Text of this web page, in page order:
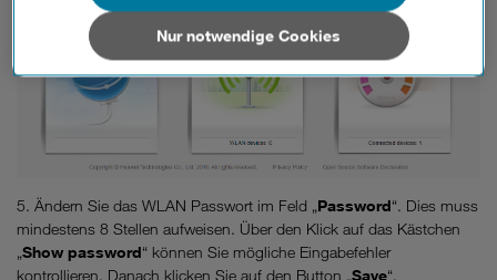
5. Ändern Sie das WLAN Passwort im Feld „Password“. Dies muss
mindestens 8 Stellen aufweisen. Über den Klick auf das Kästchen
„Show password“ können Sie mögliche Eingabefehler
kontrollieren. Danach klicken Sie auf den Button „Save“.
von Drittanbietern verarbeitet, die Ihre Daten in Ländern
außerhalb der europäischen Union (z.B. in den USA)
verarbeiten. Sie unterliegen keinem EU-konformen
Datenschutzniveau und es stehen keine wirksamen
Rechtsbehelfe zur Verfügung.
Cookies von Unternehmen in Drittstaaten, die ein ähnliches
Datenschutzniveau wie in der Europäischen Union aufweisen
(z.B. Data Privacy Framework), werden wie europäische
Unternehmen behandelt.
Wenn Sie „Nur notwendige Cookies“ wählen, dann sind für
Nur notwendige Cookies